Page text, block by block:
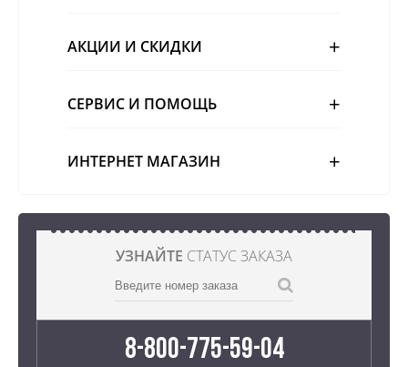
АКЦИИ И СКИДКИ
СЕРВИС И ПОМОЩЬ
ИНТЕРНЕТ МАГАЗИН
УЗНАЙТЕ СТАТУС ЗАКАЗА
8-800-775-59-04